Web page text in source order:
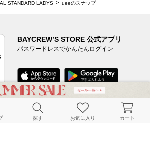
STANDARD LADYS ueeのスナップ
BAYCREW’S STORE 公式アプリ
パスワードレスでかんたんログイン
SERVICE
探す お気に入り カート